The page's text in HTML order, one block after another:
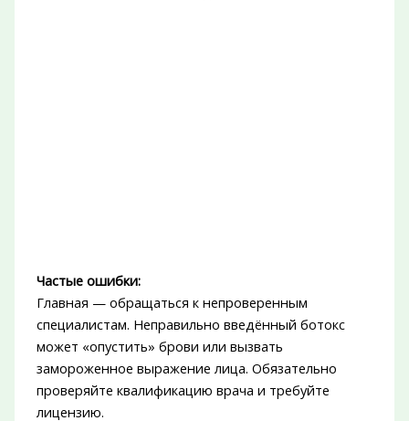
Частые ошибки:
Главная — обращаться к непроверенным
специалистам. Неправильно введённый ботокс
может «опустить» брови или вызвать
замороженное выражение лица. Обязательно
проверяйте квалификацию врача и требуйте
лицензию.